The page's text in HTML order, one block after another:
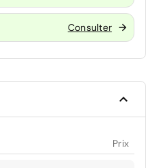
Consulter
Prix